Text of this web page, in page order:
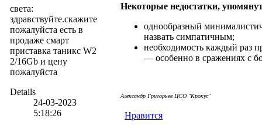
света:
здравствуйте.скажите
пожалуйста есть в
продаже смарт
приставка таникс W2
2/16Gb и цену
пожалуйста
Details
24-03-2023
5:18:26
Некоторые недостатки,
однообразный
назвать симпатичным;
необходимость каждый раз
— особенно в сражениях с
Александр Григорьев ЦСО "Крокус"
Нравится